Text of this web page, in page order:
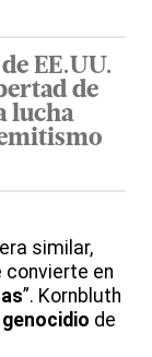
EE.UU.
de
lucha
similar,
convierte en
”. Kornbluth
genocidio de